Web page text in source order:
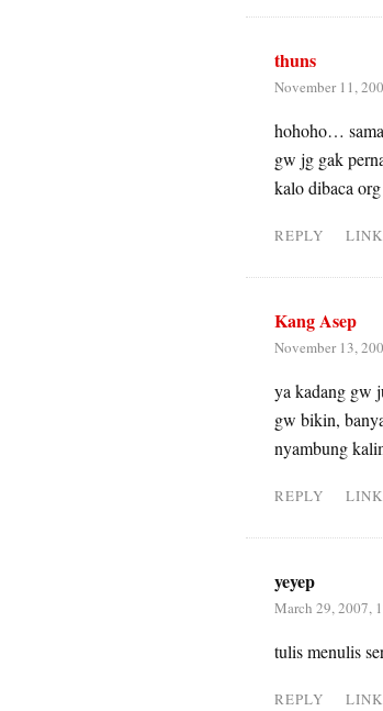
thuns
November 11,
hohoho…
gw jg gak
kalo dibaca
REPLY LINK
Kang Asep
November 13,
ya kadang gw
gw bikin,
nyambung
REPLY LINK
yeyep
March 29, 2007,
tulis menulis
REPLY LINK